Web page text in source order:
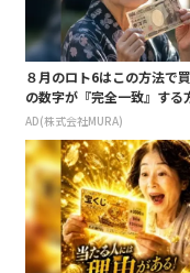
８月のロト6はこの方法で
の数字が『完全一致』する
AD(株式会社MURA)